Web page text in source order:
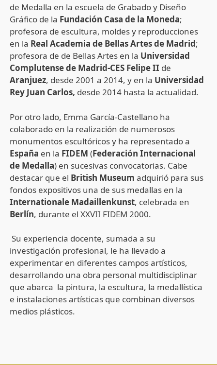
de Medalla en la escuela de Grabado y Diseño
Gráfico de la Fundación Casa de la Moneda;
profesora de escultura, moldes y reproducciones
en la Real Academia de Bellas Artes de Madrid;
profesora de de Bellas Artes en la Universidad
Complutense de Madrid-CES Felipe II de
Aranjuez, desde 2001 a 2014, y en la Universidad
Rey Juan Carlos, desde 2014 hasta la actualidad.
Por otro lado, Emma García-Castellano ha
colaborado en la realización de numerosos
monumentos escultóricos y ha representado a
España en la FIDEM (Federación Internacional
de Medalla) en sucesivas convocatorias. Cabe
destacar que el British Museum adquirió para sus
fondos expositivos una de sus medallas en la
Internationale Madaillenkunst, celebrada en
Berlín, durante el XXVII FIDEM 2000.
Su experiencia docente, sumada a su
investigación profesional, le ha llevado a
experimentar en diferentes campos artísticos,
desarrollando una obra personal multidisciplinar
que abarca la pintura, la escultura, la medallística
e instalaciones artísticas que combinan diversos
medios plásticos.